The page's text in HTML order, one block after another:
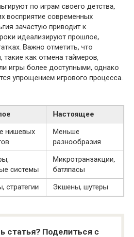
по играм своего детства,
восприятие современных
зачастую приводит к
идеализируют прошлое,
Важно отметить, что
такие как отмена таймеров,
игры более доступными, однако
упрощением игрового процесса.
Настоящее
нишевых
Меньше
разнообразия
системы
Микротранзакции,
батлпасы
стратегии Экшены, шутеры
статья? Поделиться с